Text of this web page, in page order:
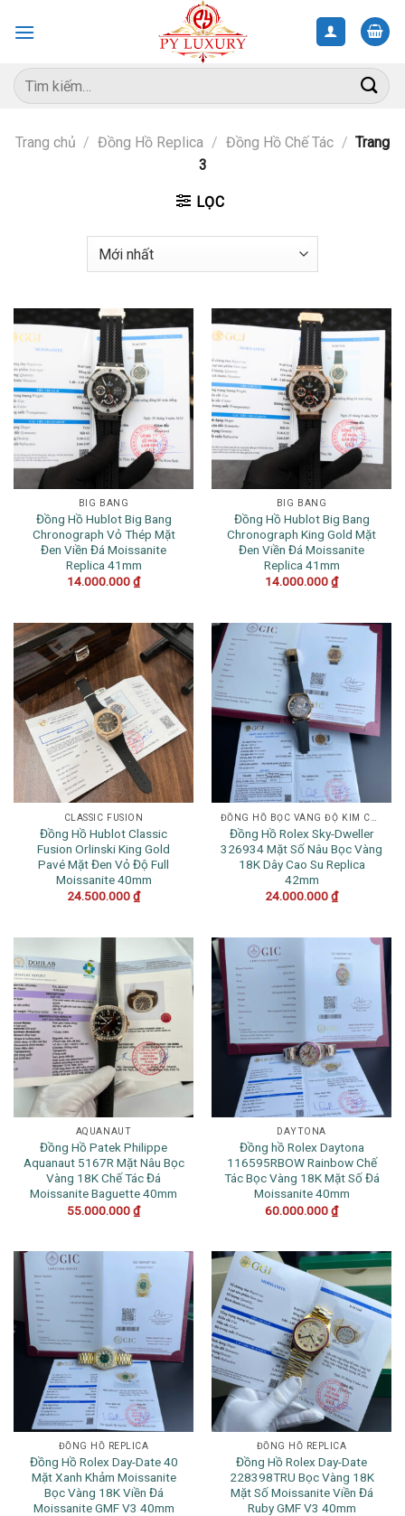
Tìm
kiếm:
Trang chủ / Đồng Hồ Replica / Đồng Hồ Chế Tác / Trang
3
LỌC
BIG BANG
Đồng Hồ Hublot Big Bang
Chronograph Vỏ Thép Mặt
Đen Viền Đá Moissanite
Replica 41mm
14.000.000₫
BIG BANG
Đồng Hồ Hublot Big Bang
Chronograph King Gold Mặt
Đen Viền Đá Moissanite
Replica 41mm
14.000.000₫
CLASSIC FUSION
Đồng Hồ Hublot Classic
Fusion Orlinski King Gold
Pavé Mặt Đen Vỏ Độ Full
Moissanite 40mm
24.500.000₫
Đồng Hồ Rolex Sky-Dweller
326934 Mặt Số Nâu Bọc Vàng
18K Dây Cao Su Replica
42mm
24.000.000₫
AQUANAUT
Đồng Hồ Patek Philippe
Aquanaut 5167R Mặt Nâu Bọc
Vàng 18K Chế Tác Đá
Moissanite Baguette 40mm
55.000.000₫
DAYTONA
Đồng hồ Rolex Daytona
116595RBOW Rainbow Chế
Tác Bọc Vàng 18K Mặt Số Đá
Moissanite 40mm
60.000.000₫
ĐỒNG HỒ REPLICA
Đồng Hồ Rolex Day-Date 40
Mặt Xanh Khảm Moissanite
Bọc Vàng 18K Viền Đá
Moissanite GMF V3 40mm
ĐỒNG HỒ REPLICA
Đồng Hồ Rolex Day-Date
228398TRU Bọc Vàng 18K
Mặt Số Moissanite Viền Đá
Ruby GMF V3 40mm